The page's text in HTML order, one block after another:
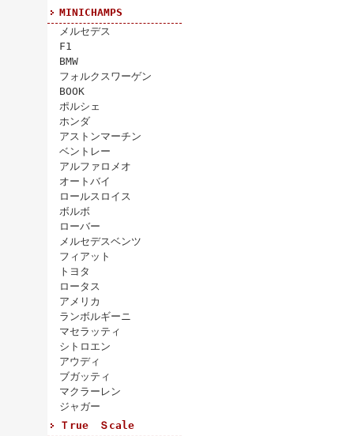
MINICHAMPS
メルセデス
F1
BMW
フォルクスワーゲン
BOOK
ポルシェ
ホンダ
アストンマーチン
ベントレー
アルファロメオ
オートバイ
ロールスロイス
ボルボ
ローバー
メルセデスベンツ
フィアット
トヨタ
ロータス
アメリカ
ランボルギーニ
マセラッティ
シトロエン
アウディ
ブガッティ
マクラーレン
ジャガー
Ｔrue Ｓcale